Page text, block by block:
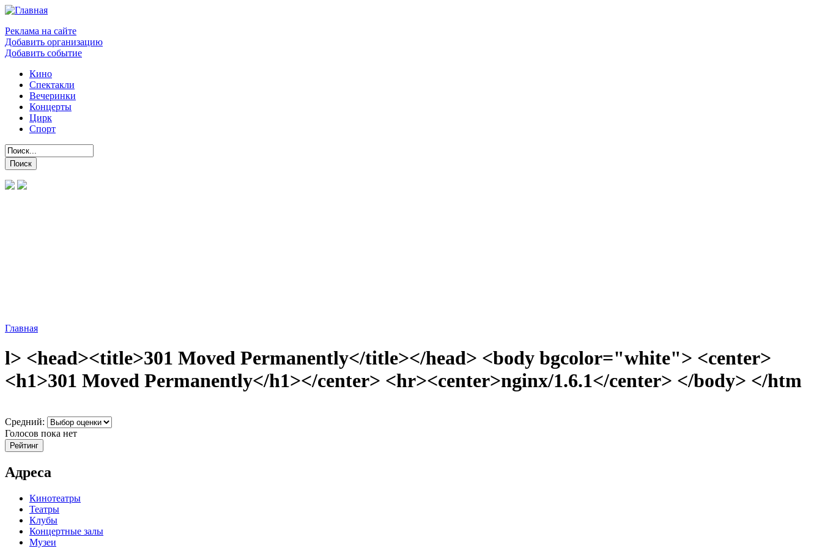
Реклама на сайте
Добавить организацию
Добавить событие
Кино
Спектакли
Вечеринки
Концерты
Цирк
Спорт
Главная
l> <head><title>301 Moved Permanently</title></head> <body bgcolor="white"> <center>
<h1>301 Moved Permanently</h1></center> <hr><center>nginx/1.6.1</center> </body> </htm
Средний:
Голосов пока нет
Адреса
Кинотеатры
Театры
Клубы
Концертные залы
Музеи